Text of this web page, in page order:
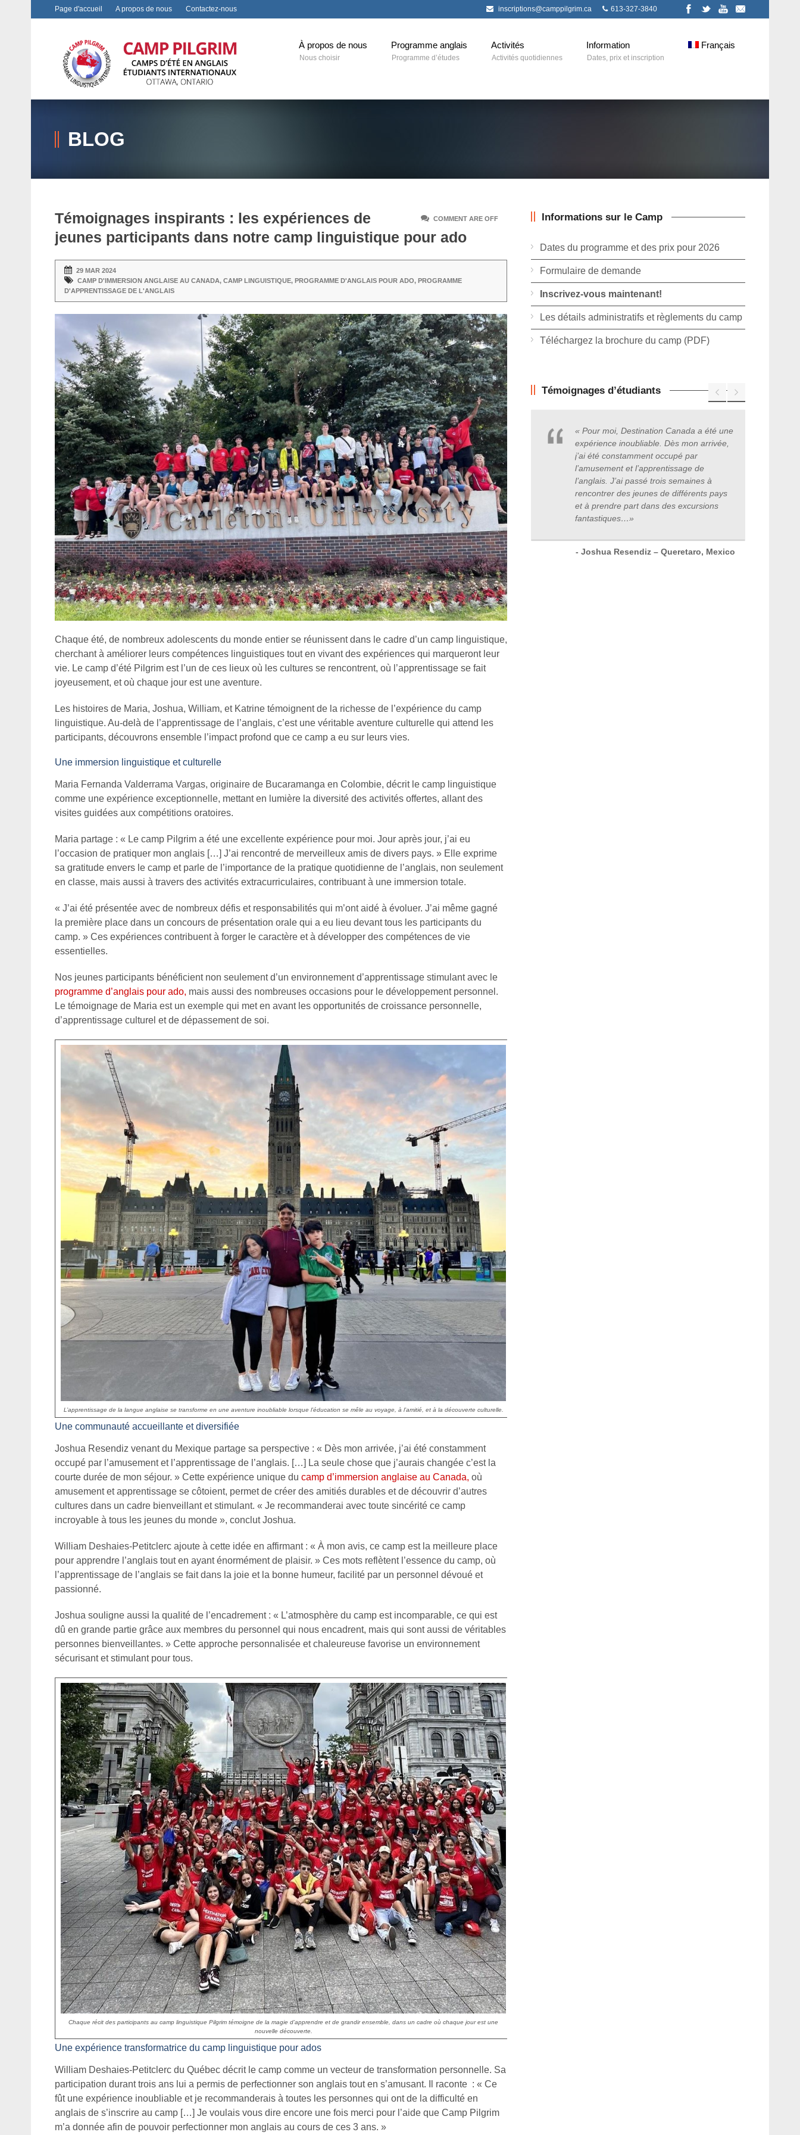
Page d'accueil A propos de nous Contactez-nous inscriptions@camppilgrim.ca 613-327-3840
À propos de nous
Nous choisir
Programme anglais
Programme d’études
Activités
Activités quotidiennes
Information
Dates, prix et inscription
Français
BLOG
COMMENT ARE OFF
Témoignages inspirants : les expériences de
jeunes participants dans notre camp linguistique pour ado
29 MAR 2024
CAMP D'IMMERSION ANGLAISE AU CANADA, CAMP LINGUISTIQUE, PROGRAMME D'ANGLAIS POUR ADO, PROGRAMME
D'APPRENTISSAGE DE L'ANGLAIS
Chaque été, de nombreux adolescents du monde entier se réunissent dans le cadre d’un camp linguistique,
cherchant à améliorer leurs compétences linguistiques tout en vivant des expériences qui marqueront leur
vie. Le camp d’été Pilgrim est l’un de ces lieux où les cultures se rencontrent, où l’apprentissage se fait
joyeusement, et où chaque jour est une aventure.
Les histoires de Maria, Joshua, William, et Katrine témoignent de la richesse de l’expérience du camp
linguistique. Au-delà de l’apprentissage de l’anglais, c’est une véritable aventure culturelle qui attend les
participants, découvrons ensemble l’impact profond que ce camp a eu sur leurs vies.
Une immersion linguistique et culturelle
Maria Fernanda Valderrama Vargas, originaire de Bucaramanga en Colombie, décrit le camp linguistique
comme une expérience exceptionnelle, mettant en lumière la diversité des activités offertes, allant des
visites guidées aux compétitions oratoires.
Maria partage : « Le camp Pilgrim a été une excellente expérience pour moi. Jour après jour, j’ai eu
l’occasion de pratiquer mon anglais […] J’ai rencontré de merveilleux amis de divers pays. » Elle exprime
sa gratitude envers le camp et parle de l’importance de la pratique quotidienne de l’anglais, non seulement
en classe, mais aussi à travers des activités extracurriculaires, contribuant à une immersion totale.
« J’ai été présentée avec de nombreux défis et responsabilités qui m’ont aidé à évoluer. J’ai même gagné
la première place dans un concours de présentation orale qui a eu lieu devant tous les participants du
camp. » Ces expériences contribuent à forger le caractère et à développer des compétences de vie
essentielles.
Nos jeunes participants bénéficient non seulement d’un environnement d’apprentissage stimulant avec le
programme d’anglais pour ado, mais aussi des nombreuses occasions pour le développement personnel.
Le témoignage de Maria est un exemple qui met en avant les opportunités de croissance personnelle,
d’apprentissage culturel et de dépassement de soi.
L’apprentissage de la langue anglaise se transforme en une aventure inoubliable lorsque l’éducation se mêle au voyage, à l’amitié, et à la découverte culturelle.
Une communauté accueillante et diversifiée
Joshua Resendiz venant du Mexique partage sa perspective : « Dès mon arrivée, j’ai été constamment
occupé par l’amusement et l’apprentissage de l’anglais. […] La seule chose que j’aurais changée c’est la
courte durée de mon séjour. » Cette expérience unique du camp d’immersion anglaise au Canada, où
amusement et apprentissage se côtoient, permet de créer des amitiés durables et de découvrir d’autres
cultures dans un cadre bienveillant et stimulant. « Je recommanderai avec toute sincérité ce camp
incroyable à tous les jeunes du monde », conclut Joshua.
William Deshaies-Petitclerc ajoute à cette idée en affirmant : « À mon avis, ce camp est la meilleure place
pour apprendre l’anglais tout en ayant énormément de plaisir. » Ces mots reflètent l’essence du camp, où
l’apprentissage de l’anglais se fait dans la joie et la bonne humeur, facilité par un personnel dévoué et
passionné.
Joshua souligne aussi la qualité de l’encadrement : « L’atmosphère du camp est incomparable, ce qui est
dû en grande partie grâce aux membres du personnel qui nous encadrent, mais qui sont aussi de véritables
personnes bienveillantes. » Cette approche personnalisée et chaleureuse favorise un environnement
sécurisant et stimulant pour tous.
Chaque récit des participants au camp linguistique Pilgrim témoigne de la magie d’apprendre et de grandir ensemble, dans un cadre où chaque jour est une
nouvelle découverte.
Une expérience transformatrice du camp linguistique pour ados
William Deshaies-Petitclerc du Québec décrit le camp comme un vecteur de transformation personnelle. Sa
participation durant trois ans lui a permis de perfectionner son anglais tout en s’amusant. Il raconte : « Ce
fût une expérience inoubliable et je recommanderais à toutes les personnes qui ont de la difficulté en
anglais de s’inscrire au camp […] Je voulais vous dire encore une fois merci pour l’aide que Camp Pilgrim
m’a donnée afin de pouvoir perfectionner mon anglais au cours de ces 3 ans. »
Informations sur le Camp
Dates du programme et des prix pour 2026
Formulaire de demande
Inscrivez-vous maintenant!
Les détails administratifs et règlements du camp
Téléchargez la brochure du camp (PDF)
Témoignages d’étudiants
« Pour moi, Destination Canada a été une
expérience inoubliable. Dès mon arrivée,
j’ai été constamment occupé par
l’amusement et l’apprentissage de
l’anglais. J’ai passé trois semaines à
rencontrer des jeunes de différents pays
et à prendre part dans des excursions
fantastiques…»
- Joshua Resendiz – Queretaro, Mexico